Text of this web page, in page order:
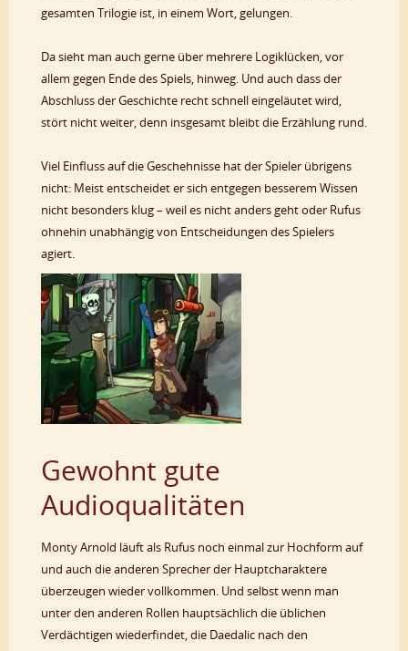
gesamten Trilogie ist, in einem Wort, gelungen.
Da sieht man auch gerne über mehrere Logiklücken, vor
allem gegen Ende des Spiels, hinweg. Und auch dass der
Abschluss der Geschichte recht schnell eingeläutet wird,
stört nicht weiter, denn insgesamt bleibt die Erzählung rund.
Viel Einfluss auf die Geschehnisse hat der Spieler übrigens
nicht: Meist entscheidet er sich entgegen besserem Wissen
nicht besonders klug – weil es nicht anders geht oder Rufus
ohnehin unabhängig von Entscheidungen des Spielers
agiert.
Gewohnt gute
Audioqualitäten
Monty Arnold läuft als Rufus noch einmal zur Hochform auf
und auch die anderen Sprecher der Hauptcharaktere
überzeugen wieder vollkommen. Und selbst wenn man
unter den anderen Rollen hauptsächlich die üblichen
Verdächtigen wiederfindet, die Daedalic nach den